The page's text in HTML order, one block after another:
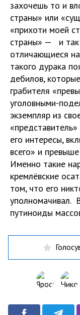
захочешь то и
страны» или
«прихоти моей
страны» — и так
отличающиеся
такого дурака
дебилов,
грабителя
уголовными-
экземпляр из
его интересы,
всего» и
Именно такие
кремлёвские
том, что его
уполномачивал.
путиноиды